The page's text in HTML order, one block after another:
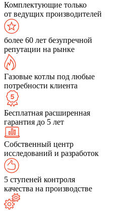
Комплектующие только
от ведущих производителей
более 60 лет безупречной
репутации на рынке
Газовые котлы под любые
потребности клиента
Бесплатная расширенная
гарантия до 5 лет
Собственный центр
исследований и разработок
5 ступеней контроля
качества на производстве